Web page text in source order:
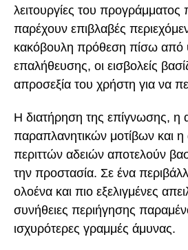
λειτουργίες του προγράμματος
παρέχουν επιβλαβές
κακόβουλη πρόθεση πίσω από
επαλήθευσης, οι εισβολείς
απροσεξία του χρήστη για να
Η διατήρηση της επίγνωσης, η
παραπλανητικών μοτίβων και
περιττών αδειών αποτελούν
την προστασία. Σε ένα
ολοένα και πιο εξελιγμένες
συνήθειες περιήγησης
ισχυρότερες γραμμές άμυνας.